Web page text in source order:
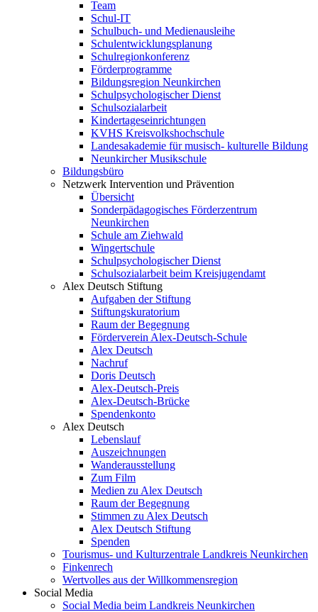
Team
Schul-IT
Schulbuch- und Medienausleihe
Schulentwicklungsplanung
Schulregionkonferenz
Förderprogramme
Bildungsregion Neunkirchen
Schulpsychologischer Dienst
Schulsozialarbeit
Kindertageseinrichtungen
KVHS Kreisvolkshochschule
Landesakademie für musisch- kulturelle Bildung
Neunkircher Musikschule
Bildungsbüro
Netzwerk Intervention und Prävention
Übersicht
Sonderpädagogisches Förderzentrum
Neunkirchen
Schule am Ziehwald
Wingertschule
Schulpsychologischer Dienst
Schulsozialarbeit beim Kreisjugendamt
Alex Deutsch Stiftung
Aufgaben der Stiftung
Stiftungskuratorium
Raum der Begegnung
Förderverein Alex-Deutsch-Schule
Alex Deutsch
Nachruf
Doris Deutsch
Alex-Deutsch-Preis
Alex-Deutsch-Brücke
Spendenkonto
Alex Deutsch
Lebenslauf
Auszeichnungen
Wanderausstellung
Zum Film
Medien zu Alex Deutsch
Raum der Begegnung
Stimmen zu Alex Deutsch
Alex Deutsch Stiftung
Spenden
Tourismus- und Kulturzentrale Landkreis Neunkirchen
Finkenrech
Wertvolles aus der Willkommensregion
Social Media
Social Media beim Landkreis Neunkirchen